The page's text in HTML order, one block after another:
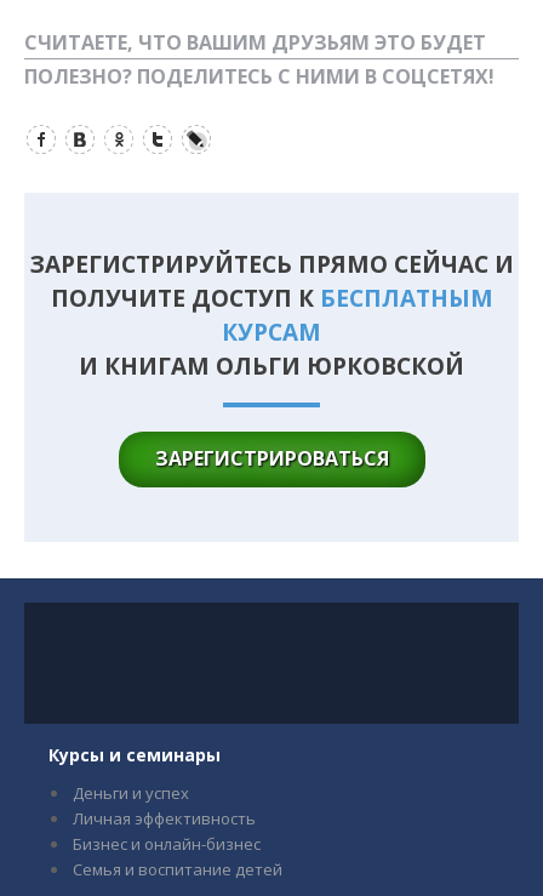
СЧИТАЕТЕ, ЧТО ВАШИМ ДРУЗЬЯМ ЭТО БУДЕТ
ПОЛЕЗНО? ПОДЕЛИТЕСЬ С НИМИ В СОЦСЕТЯХ!
ЗАРЕГИСТРИРУЙТЕСЬ ПРЯМО СЕЙЧАС И
ПОЛУЧИТЕ ДОСТУП К БЕСПЛАТНЫМ
КУРСАМ
И КНИГАМ ОЛЬГИ ЮРКОВСКОЙ
ЗАРЕГИСТРИРОВАТЬСЯ
Курсы и семинары
Деньги и успех
Личная эффективность
Бизнес и онлайн-бизнес
Семья и воспитание детей